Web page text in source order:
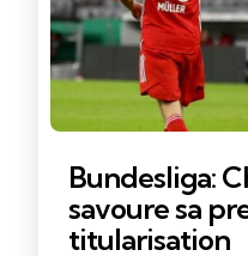
Bundesliga:
savoure sa
titularisation